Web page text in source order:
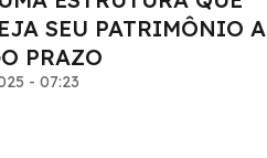
SEU PATRIMÔNIO A
PRAZO
- 07:23